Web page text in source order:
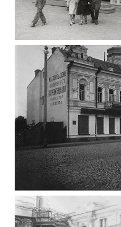
ПАВІЛЬЙОН
ФОТО ЖИТОМИРА 1905
МИХАЙЛІВСЬКА-